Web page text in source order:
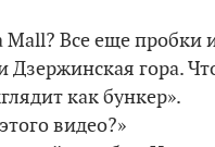
Mall? Все еще пробки
Дзержинская гора.
как бункер».
видео?»